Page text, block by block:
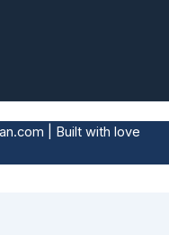
| Built with love